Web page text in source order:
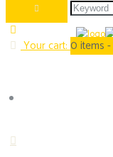
Your cart:0 items -